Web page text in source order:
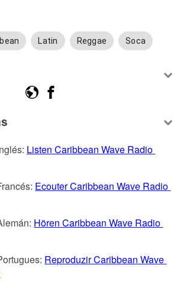
Latin Reggae Soca
Listen Caribbean Wave Radio
Ecouter Caribbean Wave Radio
Hören Caribbean Wave Radio
Reproduzir Caribbean Wave